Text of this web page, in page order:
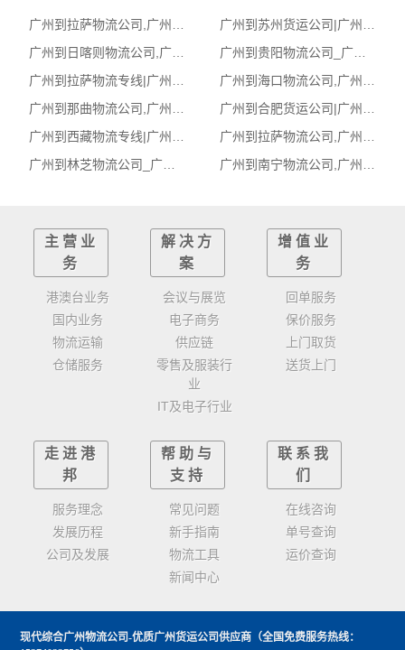
广州到拉萨物流公司,广州物流到拉萨,广州至拉萨物流专线
广州到日喀则物流公司,广州物流到日喀则,广州至日喀则物流专线
广州到拉萨物流专线|广州至拉萨货运公司
广州到那曲物流公司,广州物流到那曲,广州至那曲物流专线
广州到西藏物流专线|广州至西藏货运公司
广州到林芝物流公司_广州到林芝货运_广州至林芝物流专线
广州到苏州货运公司|广州到苏州货运专线
广州到贵阳物流公司_广州到贵阳货运_广州至贵阳物流专线
广州到海口物流公司,广州物流到海口,广州至海口物流专线
广州到合肥货运公司|广州到合肥货运专线
广州到拉萨物流公司,广州物流到拉萨,广州至拉萨物流专线
广州到南宁物流公司,广州物流到南宁,广州至南宁物流专线
主营业
务
港澳台业务
国内业务
物流运输
仓储服务
解决方
案
会议与展览
电子商务
供应链
零售及服装行
业
IT及电子行业
增值业
务
回单服务
保价服务
上门取货
送货上门
走进港
邦
服务理念
发展历程
公司及发展
帮助与
支持
常见问题
新手指南
物流工具
新闻中心
联系我
们
在线咨询
单号查询
运价查询
现代综合广州物流公司-优质广州货运公司供应商 （全国免费服务热线：